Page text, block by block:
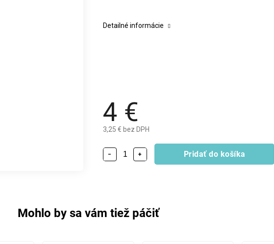
4 €
3,25 € bez DPH
+
− Pridať do košíka
Detailné informácie
Mohlo by sa vám tiež páčiť